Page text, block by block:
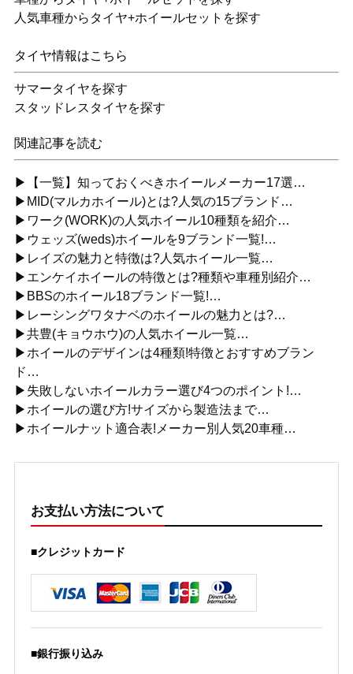
人気車種からタイヤ+ホイールセットを探す
タイヤ情報はこちら
サマータイヤを探す
スタッドレスタイヤを探す
関連記事を読む
▶【一覧】知っておくべきホイールメーカー17選…
▶MID(マルカホイール)とは?人気の15ブランド…
▶ワーク(WORK)の人気ホイール10種類を紹介…
▶ウェッズ(weds)ホイールを9ブランド一覧!…
▶レイズの魅力と特徴は?人気ホイール一覧…
▶エンケイホイールの特徴とは?種類や車種別紹介…
▶BBSのホイール18ブランド一覧!…
▶レーシングワタナベのホイールの魅力とは?…
▶共豊(キョウホウ)の人気ホイール一覧…
▶ホイールのデザインは4種類!特徴とおすすめブラン
ド…
▶失敗しないホイールカラー選び4つのポイント!…
▶ホイールの選び方!サイズから製造法まで…
▶ホイールナット適合表!メーカー別人気20車種…
お支払い方法について
■クレジットカード
■銀行振り込み